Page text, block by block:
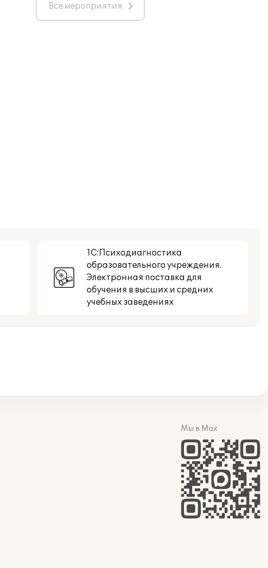
Все мероприятия
1С:Психодиагностика
образовательного учреждения.
Электронная поставка для
обучения в высших и средних
учебных заведениях
Мы в Max